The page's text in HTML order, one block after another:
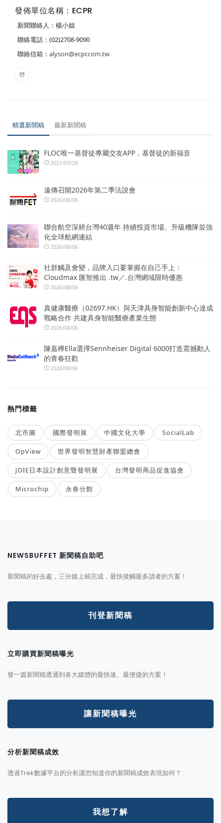
發佈單位名稱：ECPR
新聞聯絡人：楊小姐
聯絡電話：(02)2708-9090
聯絡信箱： alyson@ecpr.com.tw
精選新聞稿 最新新聞稿
FLOC唯一基督徒專屬交友APP，基督徒的新福音
2021/03/29
遠傳召開2026年第二季法說會
2026/08/06
聯合航空深耕台灣40週年 持續投資市場、升級機隊並強
化全球航網連結
2026/08/06
社群觸及會變，品牌入口要掌握在自己手上：
Cloudmax 匯智推出 .tw／.台灣網域限時優惠
2026/08/06
真健康醫療（02697.HK）與天津具身智能創新中心達成
戰略合作 共建具身智能醫療產業生態
2026/08/06
陳嘉樺Ella選擇Sennheiser Digital 6000打造震撼動人
的青春狂歡
2026/08/06
熱門標籤
北市圖 國際發明展 中國文化大學 SocialLab
OpView 世界發明智慧財產聯盟總會
JDIE日本設計創意暨發明展 台灣發明商品促進協會
Microchip 永春分館
NEWSBUFFET 新聞稿自助吧
新聞稿的好去處，三分鐘上稿完成，最快接觸最多讀者的方案！
刊登新聞稿
立即購買新聞稿曝光
發一篇新聞稿透通到各大媒體的最快速、最便捷的方案！
讓新聞稿曝光
分析新聞稿成效
透過Trek數據平台的分析讓您知道你的新聞稿成效表現如何？
我想了解